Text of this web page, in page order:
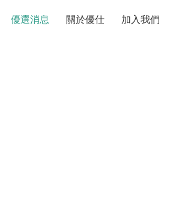
優選消息 關於優仕 加入我們